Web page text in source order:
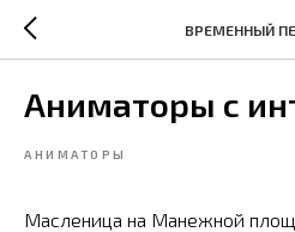
ВРЕМЕННЫЙ
Аниматоры с
АНИМАТОРЫ
Масленица на Манежной